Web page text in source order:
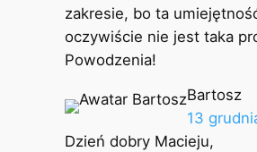
zakresie, bo ta
oczywiście nie jest taka
Powodzenia!
Bartosz
13
Dzień dobry Macieju,